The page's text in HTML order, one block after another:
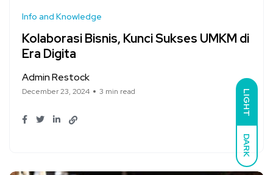
LIGHT
DARK
Info and Knowledge
Kolaborasi Bisnis, Kunci Sukses UMKM di
Era Digita
Admin Restock
December 23, 2024 3 min read